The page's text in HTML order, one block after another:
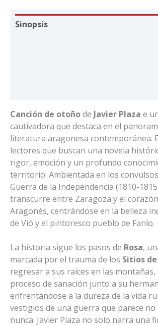
Sinopsis
Canción de otoñode Javier Plaza e
cautivadora que destaca en el
literatura aragonesa contemporánea.
lectores que buscan una novela
rigor, emoción y un profundo
territorio. Ambientada en los
Guerra de la Independencia (1810-
transcurre entre Zaragoza y el
Aragonés, centrándose en la belleza
de Vió y el pintoresco pueblo de Fanlo.
La historia sigue los pasos de Rosa,
marcada por el trauma de los Sitios
regresar a sus raíces en las montañas,
proceso de sanación junto a su
enfrentándose a la dureza de la vida
vestigios de una guerra que parece
nunca. Javier Plaza no solo narra una